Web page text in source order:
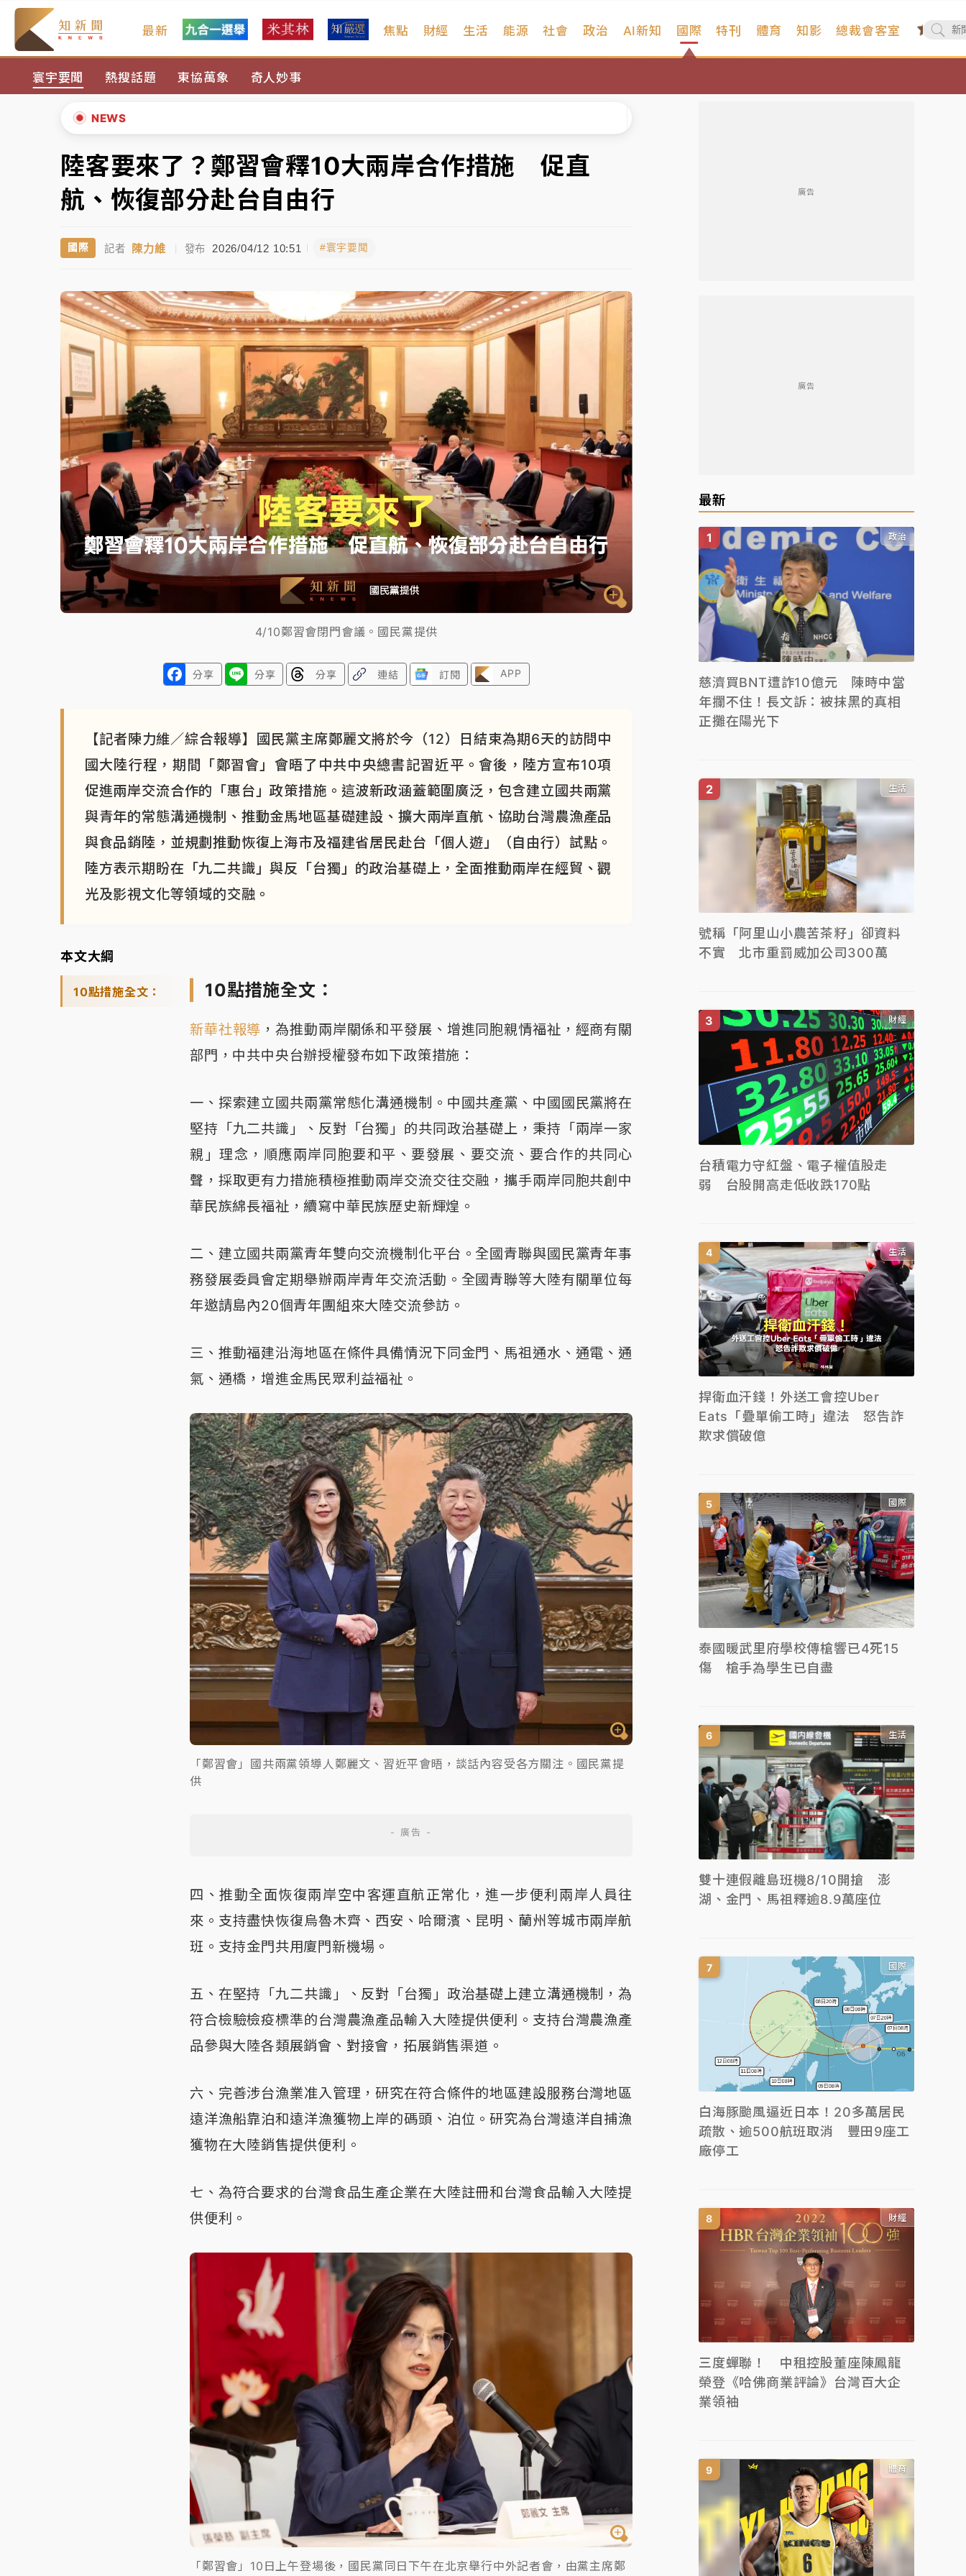
最新 焦點 財經 生活 能源 社會 政治 AI新知 國際
寰宇要聞 熱搜話題 東協萬象 奇人妙事
特刊 體育 知影 總裁會客室
NEWS
暑假過三周才推「E宿新北打卡趣」！抽獎程序複雜 觀旅局回應了
中信慈善基金會想增加董事人數！辜仲諒向法院聲請遭駁 理由曝光
故宮《龍藏經》特展第2檔！今線上預約開賣一度塞車 周六起展出延長至晚上7時
台東農業處長涉圖利渡假村！東檢抗告成功 今重開羈押庭
女律師陳昱瑄詐慈濟10億！黃金158kg遭查扣畫面曝光
中信慈善基金會想增加董事人數！辜仲諒向法院聲請遭駁 理由曝光
故宮《龍藏經》特展第2檔！今線上預約開賣一度塞車 周六起展出延長至晚上7時
台東農業處長涉圖利渡假村！東檢抗告成功 今重開羈押庭
父親節泡湯了！中颱白海豚雨彈轟3天 「紅到發紫」降雨熱區曝
▲
▼
陸客要來了？鄭習會釋10大兩岸合作措施 促直
航、恢復部分赴台自由行
國際 記者 陳力維 | 發布 2026/04/12 10:51 #寰宇要聞
4/10鄭習會閉門會議。國民黨提供
分享 分享 分享 連結 訂閱 APP
【記者陳力維／綜合報導】國民黨主席鄭麗文將於今（12）日結束為期6天的訪問中
國大陸行程，期間「鄭習會」會晤了中共中央總書記習近平。會後，陸方宣布10項
促進兩岸交流合作的「惠台」政策措施。這波新政涵蓋範圍廣泛，包含建立國共兩黨
與青年的常態溝通機制、推動金馬地區基礎建設、擴大兩岸直航、協助台灣農漁產品
與食品銷陸，並規劃推動恢復上海市及福建省居民赴台「個人遊」（自由行）試點。
陸方表示期盼在「九二共識」與反「台獨」的政治基礎上，全面推動兩岸在經貿、觀
光及影視文化等領域的交融。
本文大綱
10點措施全文： 10點措施全文：
新華社報導 ，為推動兩岸關係和平發展、增進同胞親情福祉，經商有關
部門，中共中央台辦授權發布如下政策措施：
一、探索建立國共兩黨常態化溝通機制。中國共產黨、中國國民黨將在
堅持「九二共識」、反對「台獨」的共同政治基礎上，秉持「兩岸一家
親」理念，順應兩岸同胞要和平、要發展、要交流、要合作的共同心
聲，採取更有力措施積極推動兩岸交流交往交融，攜手兩岸同胞共創中
華民族綿長福祉，續寫中華民族歷史新輝煌。
二、建立國共兩黨青年雙向交流機制化平台。全國青聯與國民黨青年事
務發展委員會定期舉辦兩岸青年交流活動。全國青聯等大陸有關單位每
年邀請島內20個青年團組來大陸交流參訪。
三、推動福建沿海地區在條件具備情況下同金門、馬祖通水、通電、通
氣、通橋，增進金馬民眾利益福祉。
「鄭習會」國共兩黨領導人鄭麗文、習近平會晤，談話內容受各方關注。國民黨提
供
四、推動全面恢復兩岸空中客運直航正常化，進一步便利兩岸人員往
來。支持盡快恢復烏魯木齊、西安、哈爾濱、昆明、蘭州等城市兩岸航
班。支持金門共用廈門新機場。
五、在堅持「九二共識」、反對「台獨」政治基礎上建立溝通機制，為
符合檢驗檢疫標準的台灣農漁產品輸入大陸提供便利。支持台灣農漁產
品參與大陸各類展銷會、對接會，拓展銷售渠道。
六、完善涉台漁業准入管理，研究在符合條件的地區建設服務台灣地區
遠洋漁船靠泊和遠洋漁獲物上岸的碼頭、泊位。研究為台灣遠洋自捕漁
獲物在大陸銷售提供便利。
七、為符合要求的台灣食品生產企業在大陸註冊和台灣食品輸入大陸提
供便利。
「鄭習會」10日上午登場後，國民黨同日下午在北京舉行中外記者會，由黨主席鄭
廣告
廣告
最新
政治
慈濟買BNT遭詐10億元 陳時中當
年攔不住！長文訴：被抹黑的真相
正攤在陽光下
生活
號稱「阿里山小農苦茶籽」卻資料
不實 北市重罰威加公司300萬
財經
台積電力守紅盤、電子權值股走
弱 台股開高走低收跌170點
生活
捍衛血汗錢！外送工會控Uber
Eats「疊單偷工時」違法 怒告詐
欺求償破億
國際
泰國暖武里府學校傳槍響已4死15
傷 槍手為學生已自盡
生活
雙十連假離島班機8/10開搶 澎
湖、金門、馬祖釋逾8.9萬座位
國際
白海豚颱風逼近日本！20多萬居民
疏散、逾500航班取消 豐田9座工
廠停工
財經
三度蟬聯！ 中租控股董座陳鳳龍
榮登《哈佛商業評論》台灣百大企
業領袖
體育